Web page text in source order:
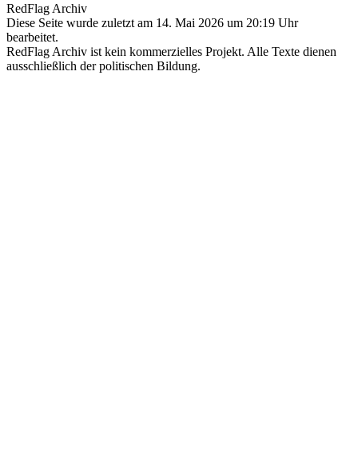
RedFlag Archiv
Diese Seite wurde zuletzt am 14. Mai 2026 um 20:19 Uhr
bearbeitet.
RedFlag Archiv ist kein kommerzielles Projekt. Alle Texte dienen
ausschließlich der politischen Bildung.